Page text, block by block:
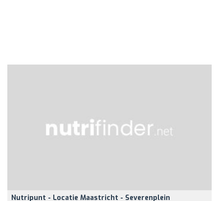
Nutripunt - Locatie Maastricht - Severenplein